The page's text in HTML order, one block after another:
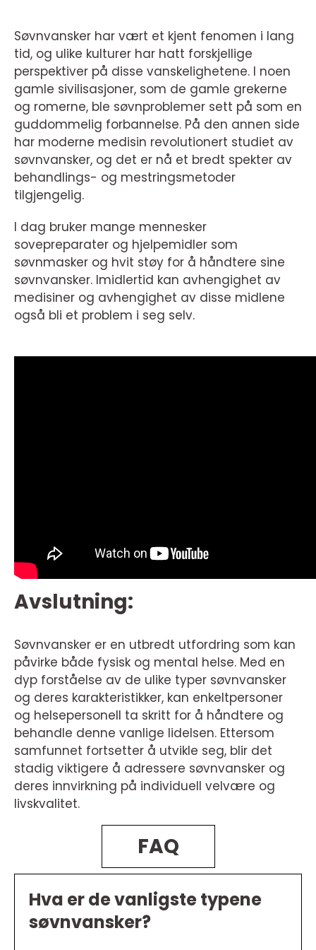
Søvnvansker har vært et kjent fenomen i lang
tid, og ulike kulturer har hatt forskjellige
perspektiver på disse vanskelighetene. I noen
gamle sivilisasjoner, som de gamle grekerne
og romerne, ble søvnproblemer sett på som en
guddommelig forbannelse. På den annen side
har moderne medisin revolutionert studiet av
søvnvansker, og det er nå et bredt spekter av
behandlings- og mestringsmetoder
tilgjengelig.
I dag bruker mange mennesker
sovepreparater og hjelpemidler som
søvnmasker og hvit støy for å håndtere sine
søvnvansker. Imidlertid kan avhengighet av
medisiner og avhengighet av disse midlene
også bli et problem i seg selv.
Avslutning:
Søvnvansker er en utbredt utfordring som kan
påvirke både fysisk og mental helse. Med en
dyp forståelse av de ulike typer søvnvansker
og deres karakteristikker, kan enkeltpersoner
og helsepersonell ta skritt for å håndtere og
behandle denne vanlige lidelsen. Ettersom
samfunnet fortsetter å utvikle seg, blir det
stadig viktigere å adressere søvnvansker og
deres innvirkning på individuell velvære og
livskvalitet.
FAQ
Hva er de vanligste typene
søvnvansker?